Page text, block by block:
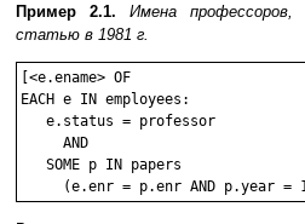
Пример 2.1.
Имена профессоров,
статью в 1981 г.
[<e.ename> OF
EACH e IN employees:
   e.status = professor
     AND
   SOME p IN papers